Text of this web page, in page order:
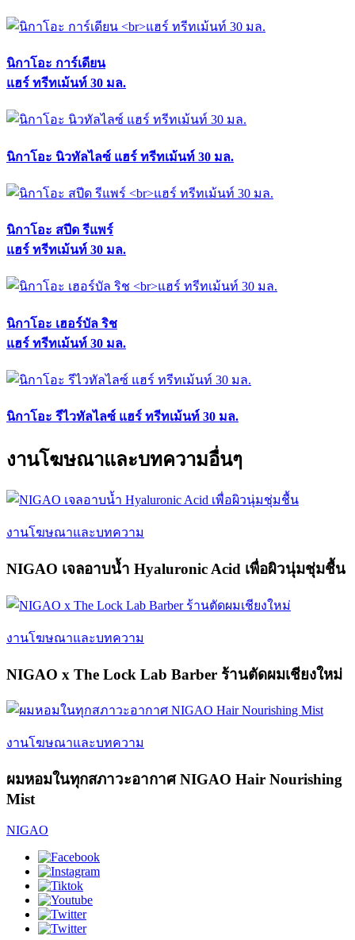
นิกาโอะ การ์เดียน
แฮร์ ทรีทเม้นท์ 30 มล.
นิกาโอะ นิวทัลไลซ์ แฮร์ ทรีทเม้นท์ 30 มล.
นิกาโอะ สปีด รีแพร์
แฮร์ ทรีทเม้นท์ 30 มล.
นิกาโอะ เฮอร์บัล ริช
แฮร์ ทรีทเม้นท์ 30 มล.
นิกาโอะ รีไวทัลไลซ์ แฮร์ ทรีทเม้นท์ 30 มล.
งานโฆษณาและบทความอื่นๆ
งานโฆษณาและบทความ
NIGAO เจลอาบน้ำ Hyaluronic Acid เพื่อผิวนุ่มชุ่มชื้น
งานโฆษณาและบทความ
NIGAO x The Lock Lab Barber ร้านตัดผมเชียงใหม่
งานโฆษณาและบทความ
ผมหอมในทุกสภาวะอากาศ NIGAO Hair Nourishing
Mist
NIGAO